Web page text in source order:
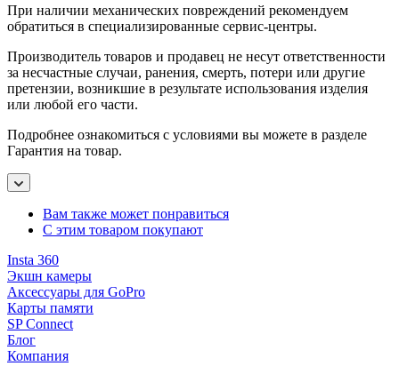
При наличии механических повреждений рекомендуем
обратиться в специализированные сервис-центры.
Производитель товаров и продавец не несут ответственности
за несчастные случаи, ранения, смерть, потери или другие
претензии, возникшие в результате использования изделия
или любой его части.
Подробнее ознакомиться с условиями вы можете в разделе
Гарантия на товар.
Вам также может понравиться
С этим товаром покупают
Insta 360
Экшн камеры
Аксессуары для GoPro
Карты памяти
SP Connect
Блог
Компания